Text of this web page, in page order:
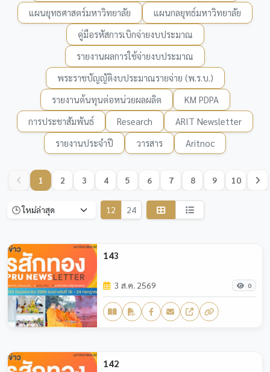
แผนยุทธศาสตร์มหาวิทยาลัย
แผนกลยุทธ์มหาวิทยาลัย
คู่มือรหัสการเบิกจ่ายงบประมาณ
รายงานผลการใช้จ่ายงบประมาณ
พระราชบัญญัติงบประมาณรายจ่าย (พ.ร.บ.)
รายงานต้นทุนต่อหน่วยผลผลิต
KM PDPA
การประชาสัมพันธ์
Research
ARIT Newsletter
รายงานประจำปี
วารสาร Aritnoc
1 2 3 4 5 6 7 8 9 10
12 24
143
3 ส.ค. 2569 0
142